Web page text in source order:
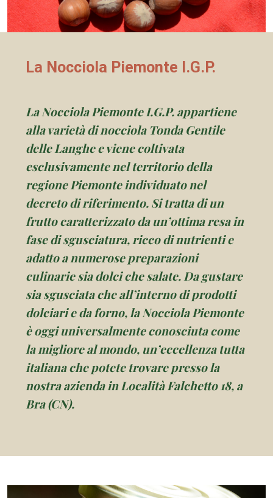
La Nocciola Piemonte I.G.P.
La Nocciola Piemonte I.G.P. appartiene
alla varietà di nocciola Tonda Gentile
delle Langhe e viene coltivata
esclusivamente nel territorio della
regione Piemonte individuato nel
decreto di riferimento. Si tratta di un
frutto caratterizzato da un’ottima resa in
fase di sgusciatura, ricco di nutrienti e
adatto a numerose preparazioni
culinarie sia dolci che salate. Da gustare
sia sgusciata che all’interno di prodotti
dolciari e da forno, la Nocciola Piemonte
è oggi universalmente conosciuta come
la migliore al mondo, un’eccellenza tutta
italiana che potete trovare presso la
nostra azienda in Località Falchetto 18, a
Bra (CN).